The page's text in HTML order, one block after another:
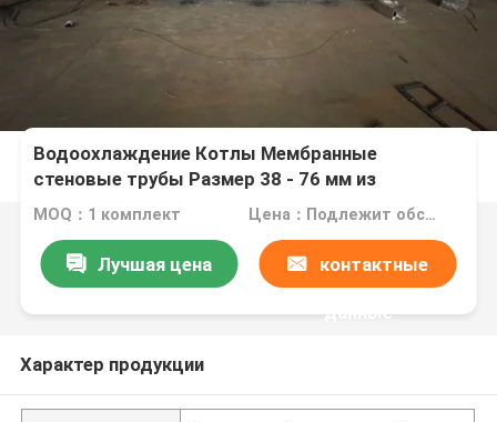
Водоохлаждение Котлы Мембранные
стеновые трубы Размер 38 - 76 мм из
сплавной стали
MOQ：1 комплект Цена：Подлежит обсуждению
Лучшая цена контактные
данные
Характер продукции